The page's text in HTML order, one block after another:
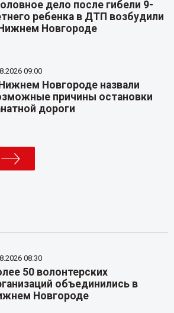
дело после гибели 9-
ребенка в ДТП возбудили
Новгороде
09:00
Новгороде назвали
причины остановки
дороги
08:30
50 волонтерских
объединились в
Новгороде